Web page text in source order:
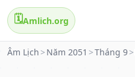
🗓️Amlich.org
Âm Lịch > Năm 2051 >Tháng 9>